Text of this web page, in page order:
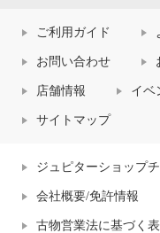
ご利用ガイド
お問い合わせ
店舗情報 イベ
サイトマップ
ジュピターショップ
会社概要/免許情報
古物営業法に基づく